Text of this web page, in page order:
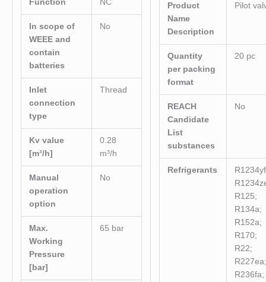
Function NC
In scope of
WEEE and
contain
batteries
No
Inlet
connection
type
Thread
Kv value
[m³/h]
0.28
m³/h
Manual
operation
option
No
Max.
Working
Pressure
[bar]
65 bar
Product
Name
Description
Pilot
Quantity
per packing
format
20 pc
REACH
Candidate
List
substances
No
Refrigerants
R125;
R134a;
R152a;
R170;
R22;
R236fa;